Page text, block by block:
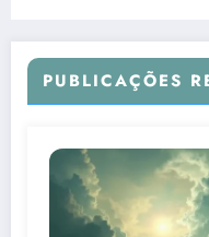
PUBLICAÇÕES